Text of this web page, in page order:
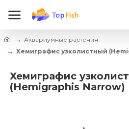
Аквариумные растения
Хемиграфис узколистный
Хемиграфис
(Hemigraphis Narrow)